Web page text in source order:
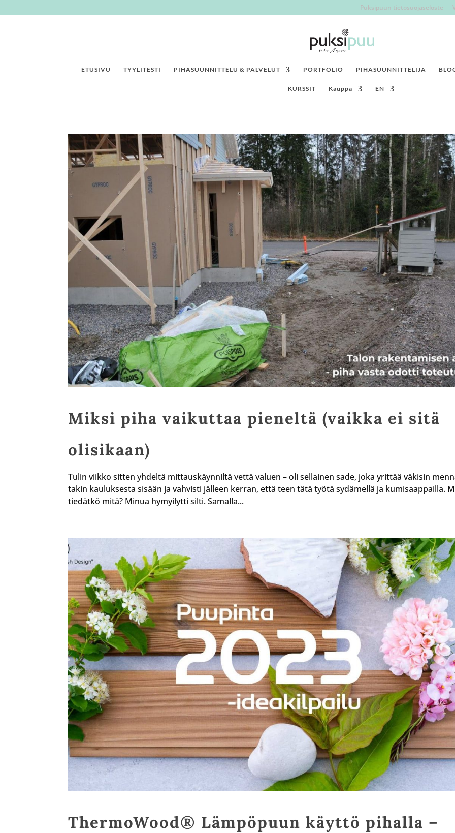
Puksipuun tietosuojaseloste
ETUSIVU TYYLITESTI PIHASUUNNITTELU & PALVELUT PORTFOLIO PIHASUUNNITTELIJA
KURSSIT Kauppa EN
Miksi piha vaikuttaa pieneltä (vaikka ei sitä
olisikaan)
Tulin viikko sitten yhdeltä mittauskäynniltä vettä valuen – oli sellainen sade, joka yrittää väkisin
takin kauluksesta sisään ja vahvisti jälleen kerran, että teen tätä työtä sydämellä ja kumisaappailla.
tiedätkö mitä? Minua hymyilytti silti. Samalla...
ThermoWood® Lämpöpuun käyttö pihalla –